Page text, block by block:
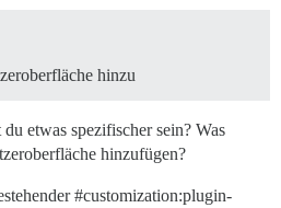
hinzu
etwas spezifischer sein? Was
hinzufügen?
#customization:plugin-